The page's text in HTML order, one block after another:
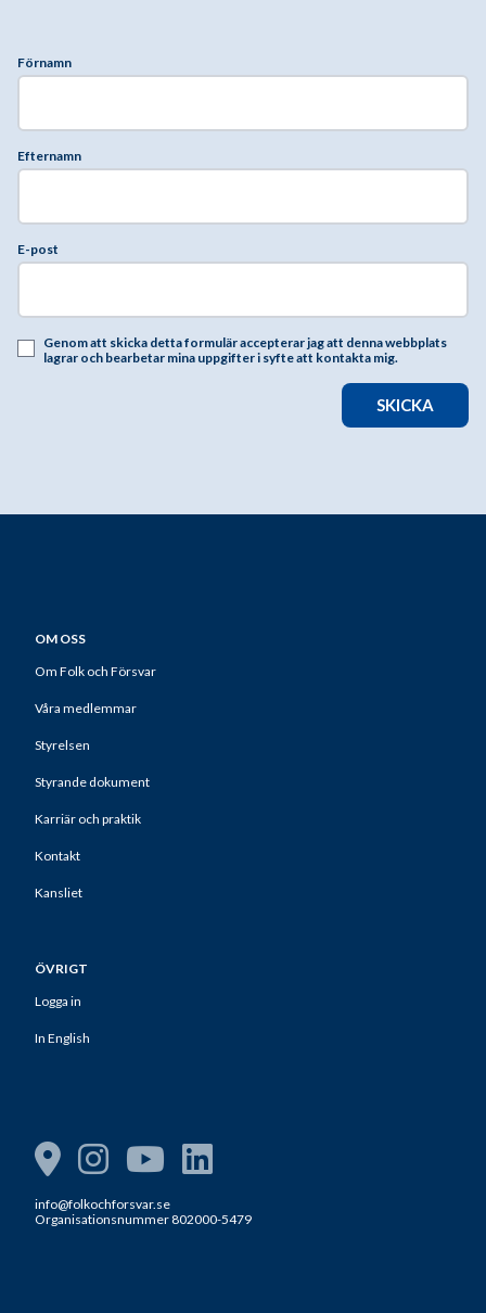
Förnamn
Efternamn
E-post
Genom att skicka detta formulär accepterar jag att denna webbplats
lagrar och bearbetar mina uppgifter i syfte att kontakta mig.
SKICKA
OM OSS
Om Folk och Försvar
Våra medlemmar
Styrelsen
Styrande dokument
Karriär och praktik
Kontakt
Kansliet
ÖVRIGT
Logga in
In English
info@folkochforsvar.se
Organisationsnummer 802000-5479